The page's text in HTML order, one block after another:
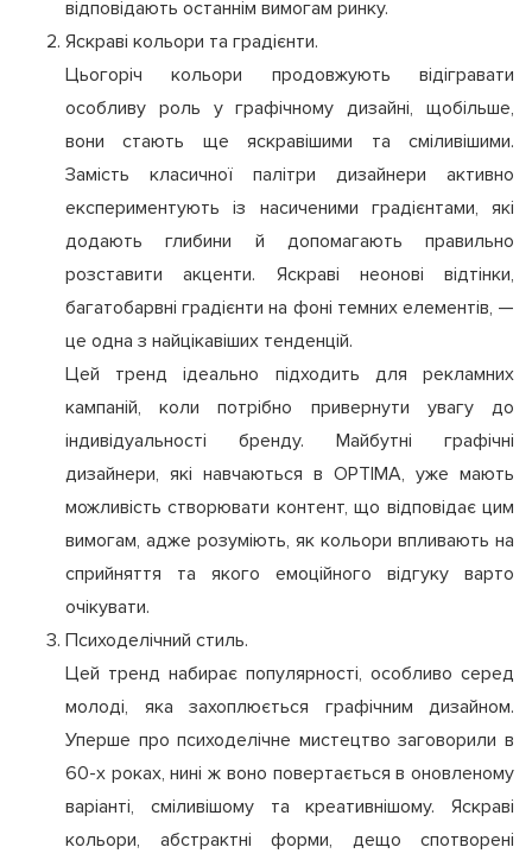
відповідають останнім вимогам ринку.
Яскраві кольори та градієнти.
Цьогоріч кольори продовжують відігравати
особливу роль у графічному дизайні, щобільше,
вони стають ще яскравішими та сміливішими.
Замість класичної палітри дизайнери активно
експериментують із насиченими градієнтами, які
додають глибини й допомагають правильно
розставити акценти. Яскраві неонові відтінки,
багатобарвні градієнти на фоні темних елементів, —
це одна з найцікавіших тенденцій.
Цей тренд ідеально підходить для рекламних
кампаній, коли потрібно привернути увагу до
індивідуальності бренду. Майбутні графічні
дизайнери, які навчаються в OPTIMA, уже мають
можливість створювати контент, що відповідає цим
вимогам, адже розуміють, як кольори впливають на
сприйняття та якого емоційного відгуку варто
очікувати.
Психоделічний стиль.
Цей тренд набирає популярності, особливо серед
молоді, яка захоплюється графічним дизайном.
Уперше про психоделічне мистецтво заговорили в
60-х роках, нині ж воно повертається в оновленому
варіанті, сміливішому та креативнішому. Яскраві
кольори, абстрактні форми, дещо спотворені